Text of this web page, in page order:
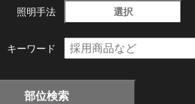
照明手法 選択
キーワード
部位検索